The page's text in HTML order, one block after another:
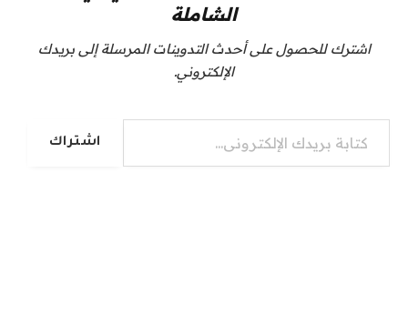
الشاملة
اشترك للحصول على أحدث التدوينات المرسلة إلى بريدك
الإلكتروني.
كتابة بريدك الإلكتروني...
اشتراك